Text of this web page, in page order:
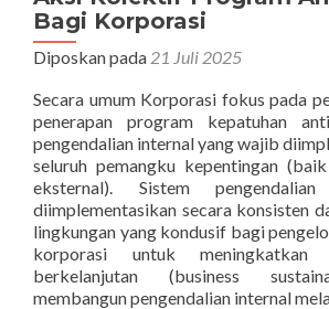
Bagi Korporasi
Diposkan pada 21 Juli 2025
Secara umum Korporasi fokus pada
penerapan program kepatuhan
pengendalian internal yang wajib
seluruh pemangku kepentingan
eksternal). Sistem
diimplementasikan secara konsisten
lingkungan yang kondusif bagi
korporasi untuk meningkatkan
berkelanjutan (business
membangun pengendalian internal